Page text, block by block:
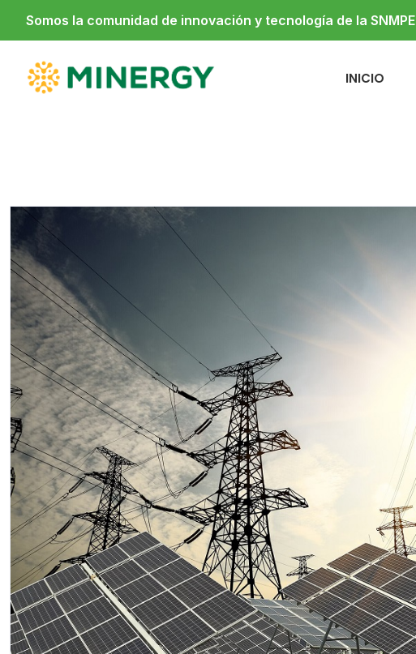
Somos la comunidad de innovación y tecnología de la SNMPE
INICIO